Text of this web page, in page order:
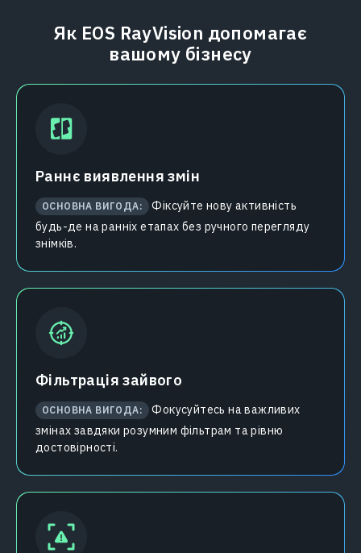
Як EOS RayVision допомагає
вашому бізнесу
Раннє виявлення змін
ОСНОВНА ВИГОДА:
Фіксуйте нову активність
будь-де на ранніх етапах без ручного перегляду
знімків.
Фільтрація зайвого
ОСНОВНА ВИГОДА:
Фокусуйтесь на важливих
змінах завдяки розумним фільтрам та рівню
достовірності.